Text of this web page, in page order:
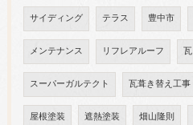
サイディング テラス 豊中市
メンテナンス リフレアルーフ 瓦
スーパーガルテクト 瓦葺き替え工事
屋根塗装 遮熱塗装 畑山隆則